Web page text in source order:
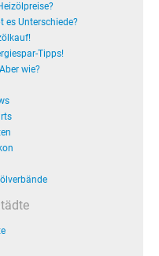
es Unterschiede?
Tipps!
wie?